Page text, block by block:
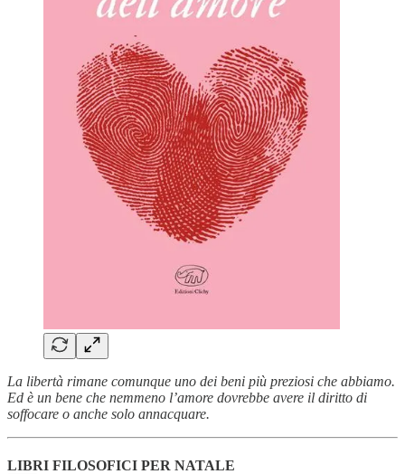
La libertà rimane comunque uno dei beni più preziosi che abbiamo.
Ed è un bene che nemmeno l’amore dovrebbe avere il diritto di
soffocare o anche solo annacquare.
LIBRI FILOSOFICI PER NATALE